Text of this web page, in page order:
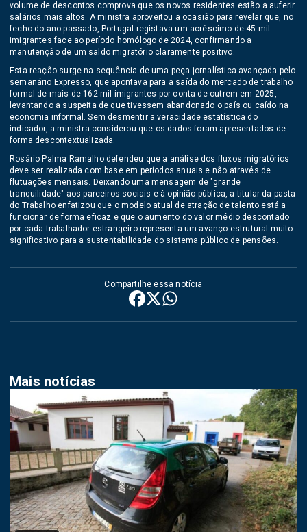
volume de descontos comprova que os novos residentes estão a auferir
salários mais altos. A ministra aproveitou a ocasião para revelar que, no
fecho do ano passado, Portugal registava um acréscimo de 45 mil
imigrantes face ao período homólogo de 2024, confirmando a
manutenção de um saldo migratório claramente positivo.
Esta reação surge na sequência de uma peça jornalística avançada pelo
semanário Expresso, que apontava para a saída do mercado de trabalho
formal de mais de 162 mil imigrantes por conta de outrem em 2025,
levantando a suspeita de que tivessem abandonado o país ou caído na
economia informal. Sem desmentir a veracidade estatística do
indicador, a ministra considerou que os dados foram apresentados de
forma descontextualizada.
Rosário Palma Ramalho defendeu que a análise dos fluxos migratórios
deve ser realizada com base em períodos anuais e não através de
flutuações mensais. Deixando uma mensagem de "grande
tranquilidade" aos parceiros sociais e à opinião pública, a titular da pasta
do Trabalho enfatizou que o modelo atual de atração de talento está a
funcionar de forma eficaz e que o aumento do valor médio descontado
por cada trabalhador estrangeiro representa um avanço estrutural muito
significativo para a sustentabilidade do sistema público de pensões.
Compartilhe essa notícia
Mais notícias